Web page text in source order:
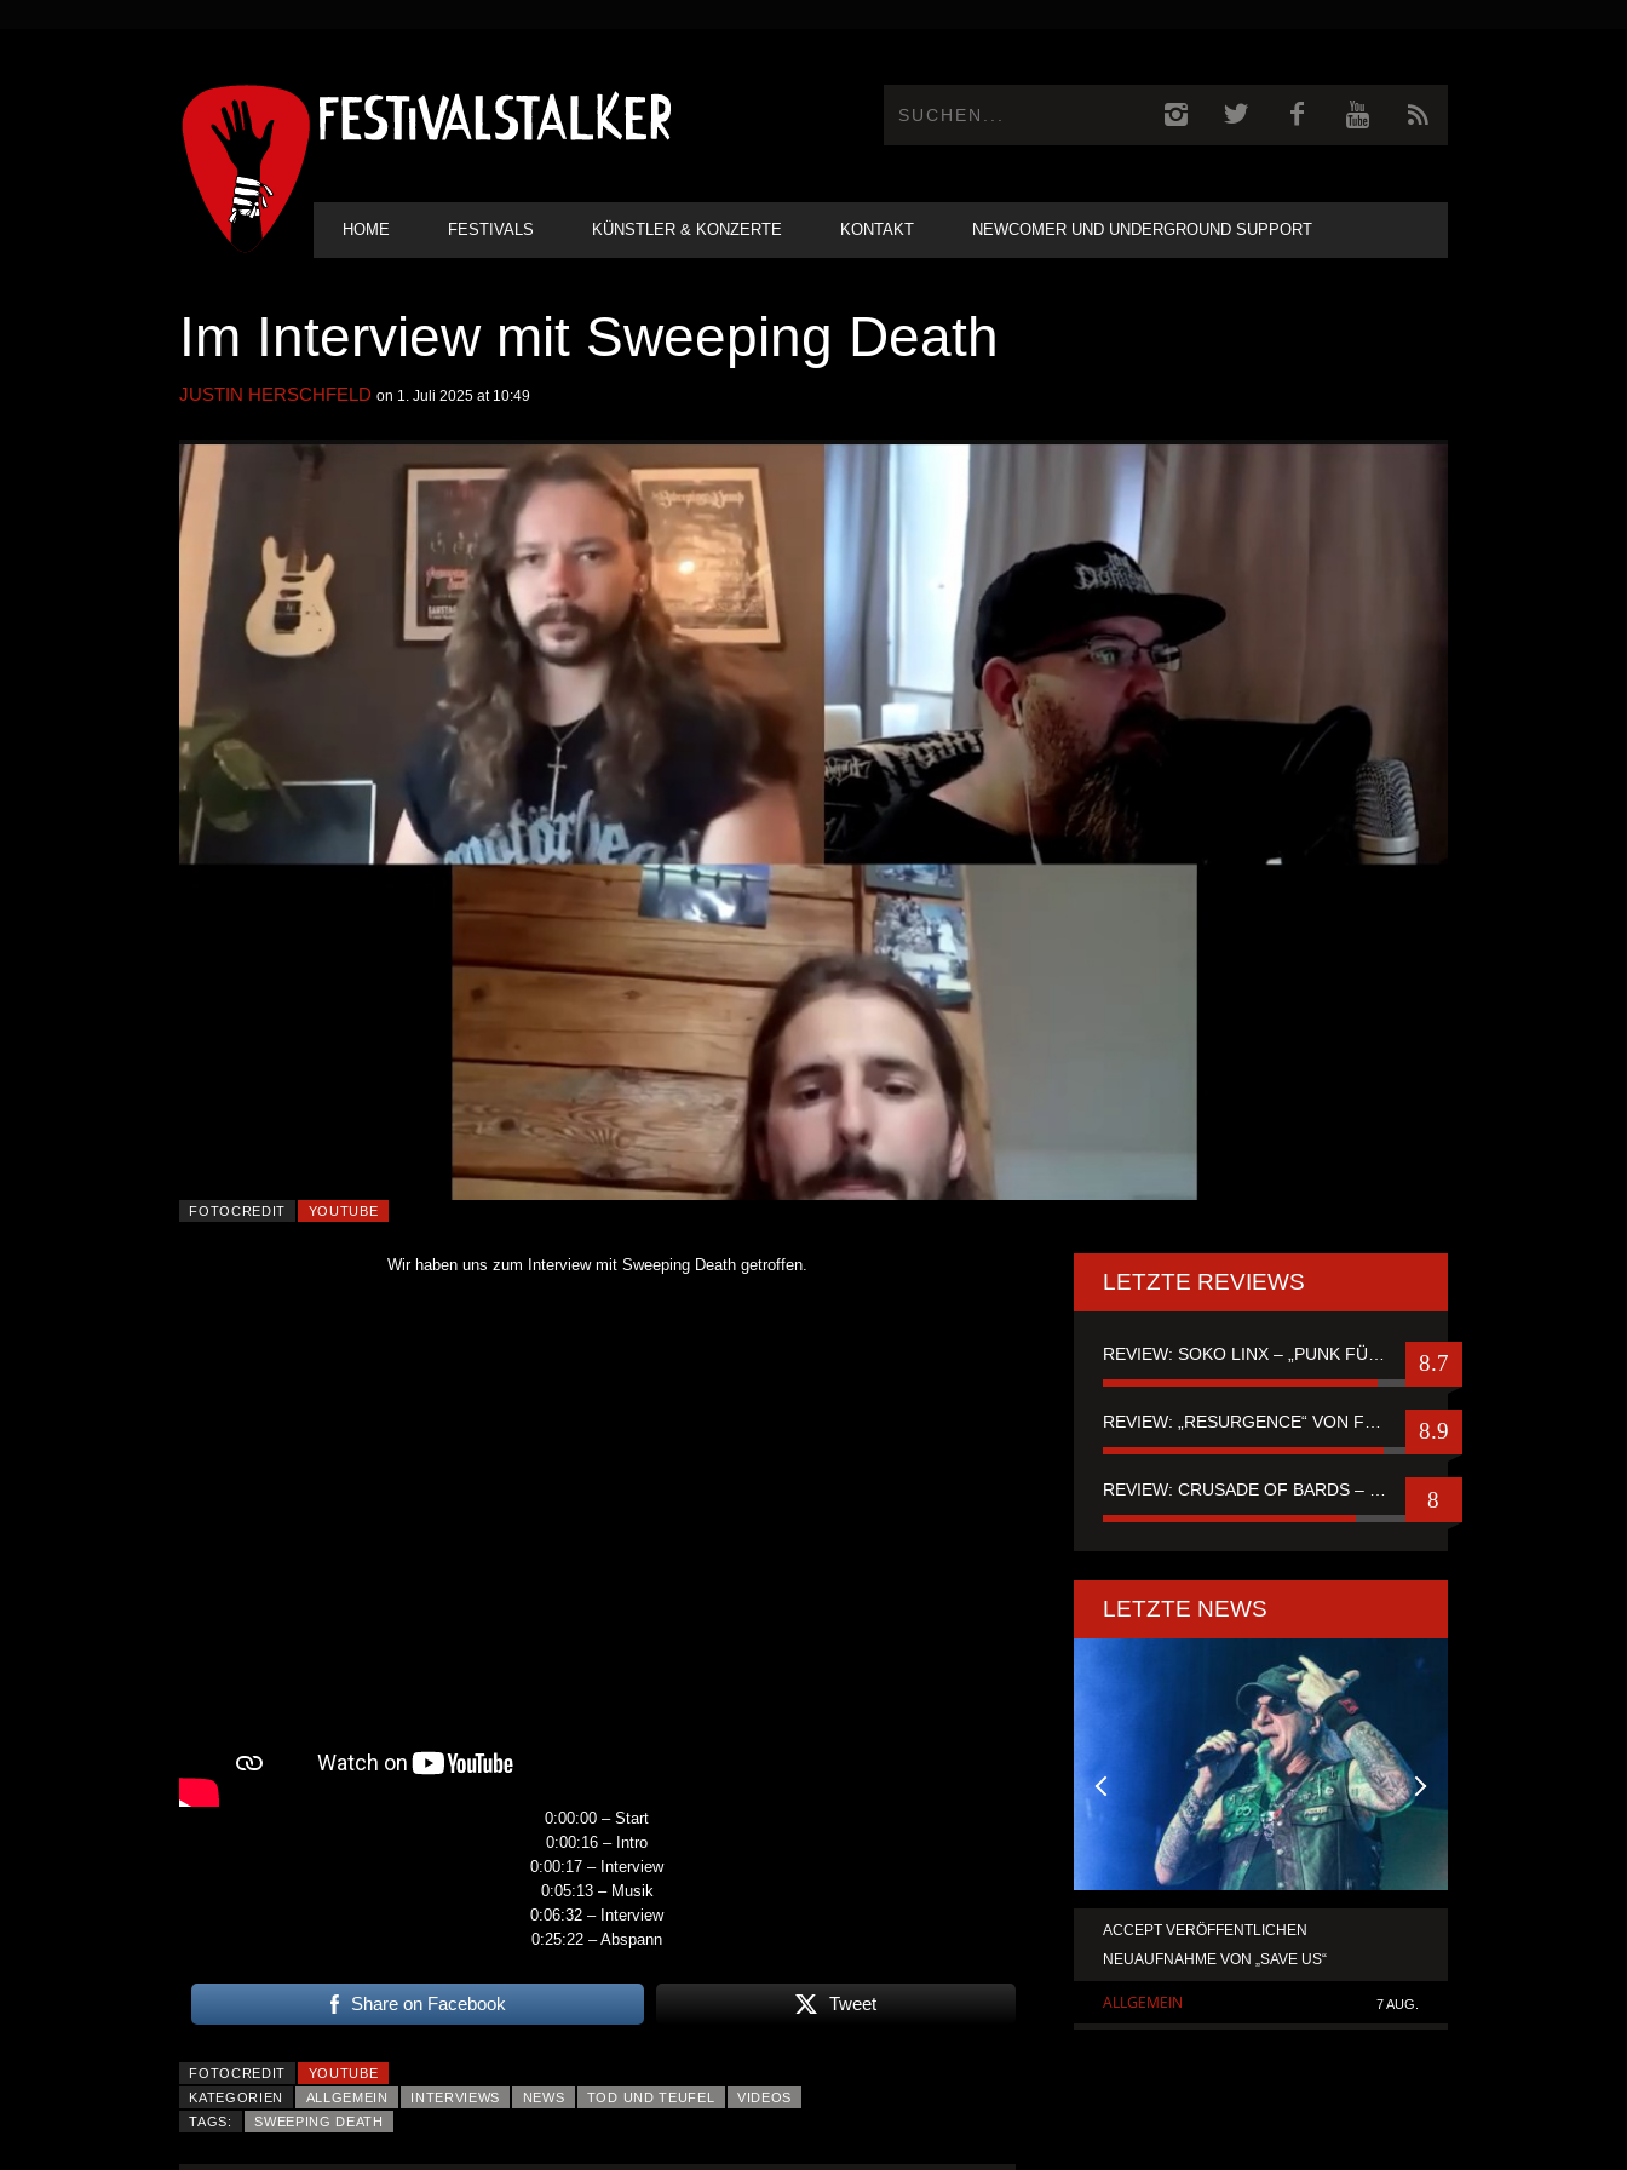
HAUPT-
NAVIGATION
HOME FESTIVALS KÜNSTLER & KONZERTE KONTAKT NEWCOMER UND UNDERGROUND SUPPORT
Im Interview mit Sweeping Death
JUSTIN HERSCHFELD on 1. Juli 2025 at 10:49
FOTOCREDIT YOUTUBE
Wir haben uns zum Interview mit Sweeping Death getroffen.
0:00:00 – Start
0:00:16 – Intro
0:00:17 – Interview
0:05:13 – Musik
0:06:32 – Interview
0:25:22 – Abspann
Share on Facebook Tweet
FOTOCREDIT
YOUTUBE
KATEGORIEN
ALLGEMEIN INTERVIEWS NEWS TOD UND TEUFEL
VIDEOS
TAGS:
SWEEPING DEATH
LETZTE REVIEWS
8.7
8.9
8
LETZTE NEWS
ACCEPT VERÖFFENTLICHEN
NEUAUFNAHME VON „SAVE US“
ALLGEMEIN 7 AUG.
ALLGEMEIN
KAI HANSEN DIE ZWEITE SINGLE „WELCOME
SOLOALBUM „BORN WITH A HAMMER“
ALLGEMEIN